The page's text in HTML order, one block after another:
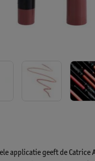
applicatie geeft de